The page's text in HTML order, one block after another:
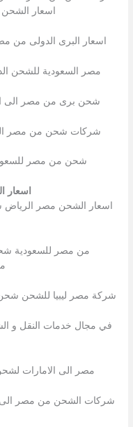
اسعار
اسعار البرى الدولى من
مصر السعودية للشحن
شحن برى من مصر الى
شركات شحن من مصر
شحن من مصر
اسعار
اسعار الشحن مصر
من مصر للسعودية
شركة مصر ليبيا للشحن شحن
في مجال خدمات النقل و
مصر الى الامارات
شركات الشحن من مصر الى